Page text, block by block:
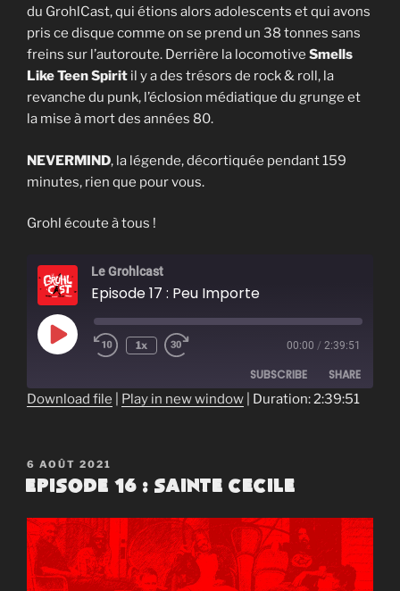
du GrohlCast, qui étions alors adolescents et qui avons
pris ce disque comme on se prend un 38 tonnes sans
freins sur l’autoroute. Derrière la locomotive Smells
Like Teen Spirit il y a des trésors de rock & roll, la
revanche du punk, l’éclosion médiatique du grunge et
la mise à mort des années 80.
NEVERMIND, la légende, décortiquée pendant 159
minutes, rien que pour vous.
Grohl écoute à tous !
Le Grohlcast
Episode 17 : Peu Importe
Play
Episode
1x 00:00 / 2:39:51
SUBSCRIBE SHARE
LINK
EMBED
Download file Play in new window Duration: 2:39:51
PUBLIÉ
LE
6 AOÛT 2021
Episode 16 : Sainte Cecile